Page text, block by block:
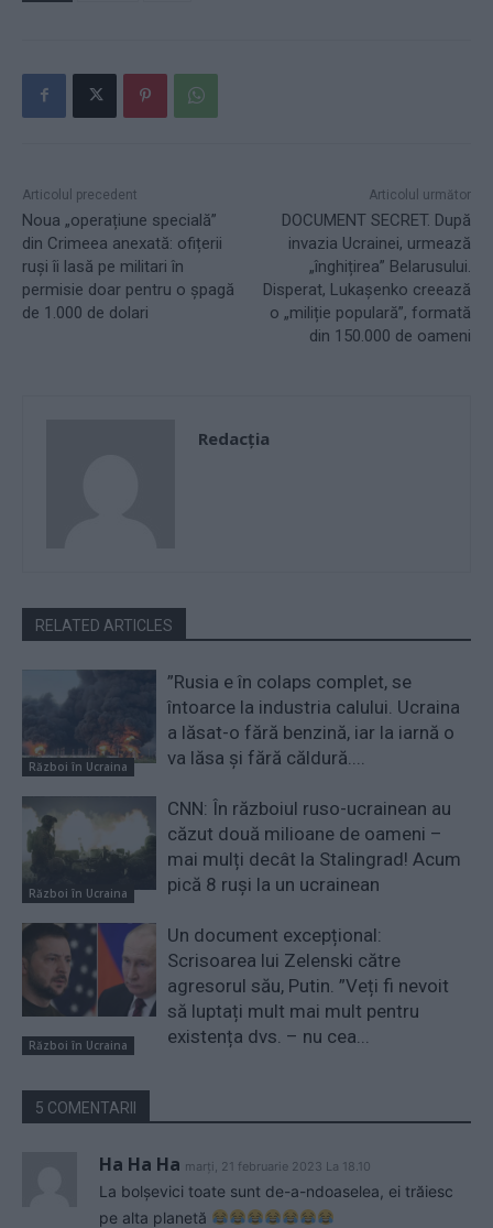
Articolul precedent
Noua „operațiune specială”
din Crimeea anexată: ofițerii
ruși îi lasă pe militari în
permisie doar pentru o șpagă
de 1.000 de dolari
Articolul următor
DOCUMENT SECRET. După
invazia Ucrainei, urmează
„înghițirea” Belarusului.
Disperat, Lukașenko creează
o „miliție populară”, formată
din 150.000 de oameni
Redacţia
RELATED ARTICLES
Război în Ucraina
”Rusia e în colaps complet, se
întoarce la industria calului. Ucraina
a lăsat-o fără benzină, iar la iarnă o
va lăsa și fără căldură....
Război în Ucraina
CNN: În războiul ruso-ucrainean au
căzut două milioane de oameni –
mai mulți decât la Stalingrad! Acum
pică 8 ruși la un ucrainean
Război în Ucraina
Un document excepțional:
Scrisoarea lui Zelenski către
agresorul său, Putin. ”Veți fi nevoit
să luptați mult mai mult pentru
existența dvs. – nu cea...
5 COMENTARII
Ha Ha Ha marți, 21 februarie 2023 La 18.10
La bolșevici toate sunt de-a-ndoaselea, ei trăiesc
pe alta planetă